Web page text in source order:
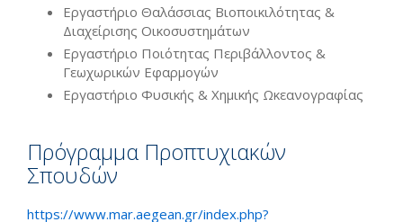
Εργαστήριο Θαλάσσιας Βιοποικιλότητας &
Διαχείρισης Οικοσυστημάτων
Εργαστήριο Ποιότητας Περιβάλλοντος &
Γεωχωρικών Εφαρμογών
Εργαστήριο Φυσικής & Χημικής Ωκεανογραφίας
Πρόγραμμα Προπτυχιακών
Σπουδών
https://www.mar.aegean.gr/index.php?